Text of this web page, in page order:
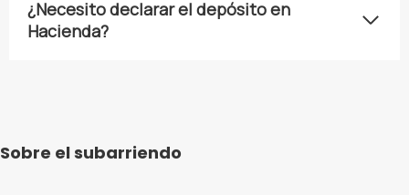
¿Necesito declarar el depósito en
Hacienda?
Sobre el subarriendo